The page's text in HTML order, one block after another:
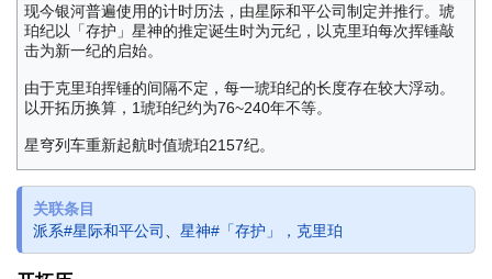
现今银河普遍使用的计时历法，由星际和平公司制定并推行。琥
珀纪以「存护」星神的推定诞生时为元纪，以克里珀每次挥锤敲
击为新一纪的启始。
由于克里珀挥锤的间隔不定，每一琥珀纪的长度存在较大浮动。
以开拓历换算，1琥珀纪约为76~240年不等。
星穹列车重新起航时值琥珀2157纪。
关联条目
派系#星际和平公司
星神#「存护」，克里珀